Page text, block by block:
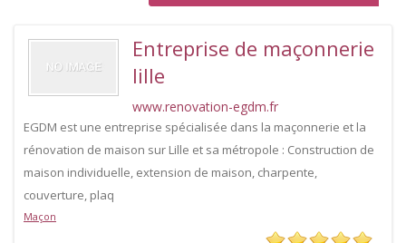
Entreprise de maçonnerie
lille
www.renovation-egdm.fr
EGDM est une entreprise spécialisée dans la maçonnerie et la
rénovation de maison sur Lille et sa métropole : Construction de
maison individuelle, extension de maison, charpente,
couverture, plaq
Maçon